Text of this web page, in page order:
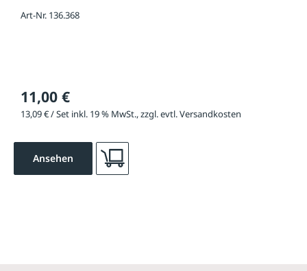
Art-Nr. 136.368
11,00 €
13,09 € / Set inkl. 19 % MwSt., zzgl. evtl. Versandkosten
Ansehen